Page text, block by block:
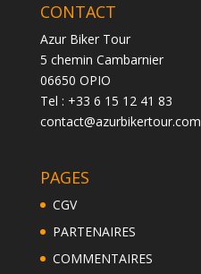
CONTACT
Azur Biker Tour
5 chemin Cambarnier
06650 OPIO
Tel : +33 6 15 12 41 83
contact@azurbikertour.com
PAGES
CGV
PARTENAIRES
COMMENTAIRES